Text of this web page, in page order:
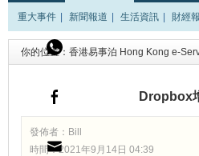
重大事件 新聞報道 生活資訊 財經
你的位置： 香港易事泊 Hong Kong e-
Dropbox
發佈者： Bill
時間：2021年9月14日 04:39